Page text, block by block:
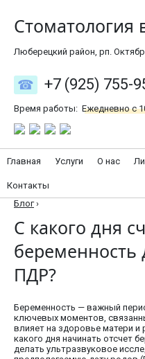
Стоматология
Люберецкий район, рп.
+7 (925) 755-
Время работы: Ежедневно с
Главная Услуги О нас
Контакты
Блог ›
С какого дня
беременность
ПДР?
Беременность — важный
ключевых моментов,
влияет на здоровье матери и
какого дня начинать отсчет
делать ультразвуковое